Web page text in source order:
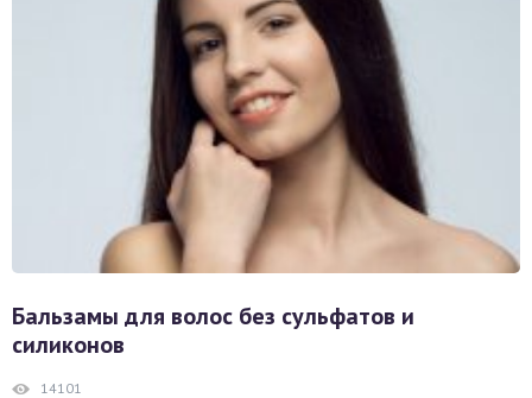
Бальзамы для волос без сульфатов и
силиконов
14101